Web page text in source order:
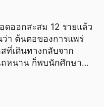
ดออกสะสม 12 รายแล้ว
า ต้นตอของการแพร่
ที่เดินทางกลับจาก
ถหนาน ก็พบนักศึกษา